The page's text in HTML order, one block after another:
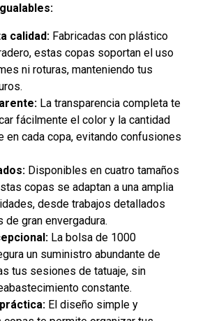
calidad: Fabricadas con plástico
estas copas soportan el uso
ni roturas, manteniendo tus
La transparencia completa te
fácilmente el color y la cantidad
en cada copa, evitando confusiones
Disponibles en cuatro tamaños
copas se adaptan a una amplia
desde trabajos detallados
gran envergadura.
La bolsa de 1000
un suministro abundante de
tus sesiones de tatuaje, sin
constante.
El diseño simple y